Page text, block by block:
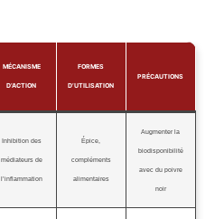
MÉCANISME
D’ACTION
FORMES
D’UTILISATION
PRÉCAUTIONS
Inhibition des
médiateurs de
l’inflammation
Épice,
compléments
alimentaires
Augmenter la
biodisponibilité
avec du poivre
noir